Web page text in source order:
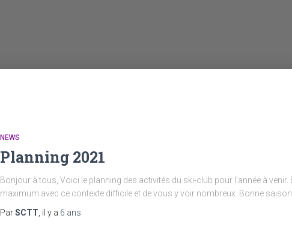
NEWS
Planning 2021
Bonjour à tous, Voici le planning des activités du ski-club pour l’année à
maximum avec ce contexte difficile et de vous y voir nombreux. Bonne
ParSCTT , il y a 6 ans